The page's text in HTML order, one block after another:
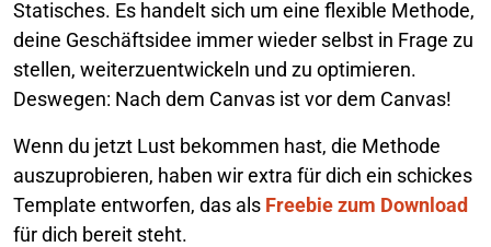
Statisches. Es handelt sich um eine flexible Methode,
deine Geschäftsidee immer wieder selbst in Frage zu
stellen, weiterzuentwickeln und zu optimieren.
Deswegen: Nach dem Canvas ist vor dem Canvas!
Wenn du jetzt Lust bekommen hast, die Methode
auszuprobieren, haben wir extra für dich ein schickes
Template entworfen, das als Freebie zum Download
für dich bereit steht.